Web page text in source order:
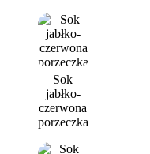
Sok
jabłko-
czerwona
porzeczka